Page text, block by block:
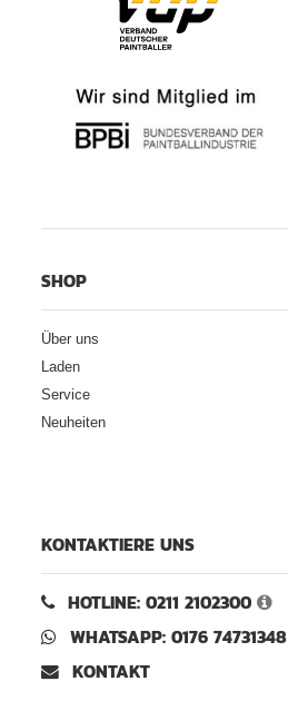
SHOP
Über uns
Laden
Service
Neuheiten
KONTAKTIERE UNS
HOTLINE: 0211 2102300
WHATSAPP: 0176 74731348
KONTAKT